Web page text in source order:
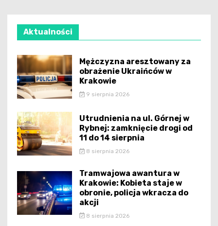
Aktualności
Mężczyzna aresztowany za
obrażenie Ukraińców w
Krakowie
9 sierpnia 2026
Utrudnienia na ul. Górnej w
Rybnej: zamknięcie drogi od
11 do 14 sierpnia
8 sierpnia 2026
Tramwajowa awantura w
Krakowie: Kobieta staje w
obronie, policja wkracza do
akcji
8 sierpnia 2026